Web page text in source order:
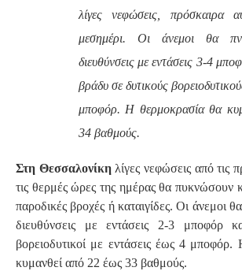
λίγες νεφώσεις, πρόσκαιρα
μεσημέρι. Οι άνεμοι θα
διευθύνσεις με εντάσεις 3-4
βράδυ σε δυτικούς
μποφόρ. Η θερμοκρασία θα
34 βαθμούς.
Στη Θεσσαλονίκη λίγες νεφώσεις από τις
τις θερμές ώρες της ημέρας θα πυκνώσουν
παροδικές βροχές ή καταιγίδες. Οι άνεμοι
διευθύνσεις με εντάσεις 2-3 μποφόρ
βορειοδυτικοί με εντάσεις έως 4
κυμανθεί από 22 έως 33 βαθμούς.